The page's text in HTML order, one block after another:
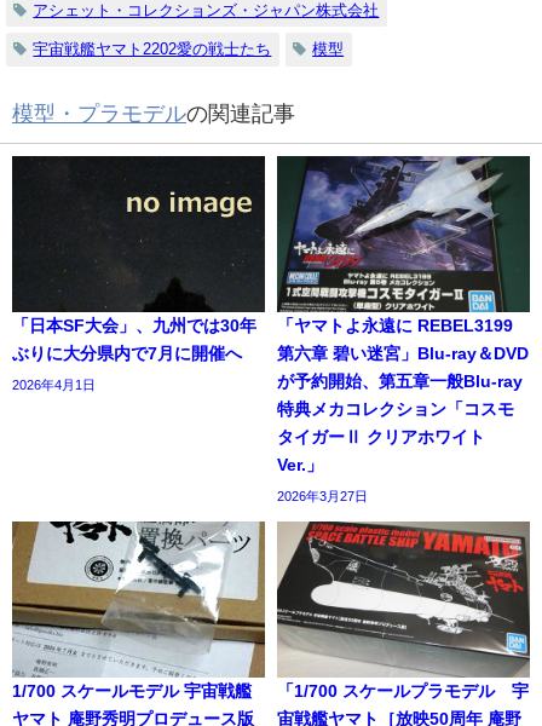
アシェット・コレクションズ・ジャパン株式会社
宇宙戦艦ヤマト2202愛の戦士たち 模型
模型・プラモデルの関連記事
「日本SF大会」、九州では30年
ぶりに大分県内で7月に開催へ
2026年4月1日
「ヤマトよ永遠に REBEL3199
第六章 碧い迷宮」Blu-ray＆DVD
が予約開始、第五章一般Blu-ray
特典メカコレクション「コスモ
タイガーⅡ クリアホワイト
Ver.」
2026年3月27日
1/700 スケールモデル 宇宙戦艦
ヤマト 庵野秀明プロデュース版
「1/700 スケールプラモデル 宇
宙戦艦ヤマト［放映50周年 庵野